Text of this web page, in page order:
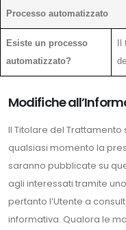
Processo automatizzato
Esiste un processo
automatizzato?
Modifiche
Il Titolare del
qualsiasi momento la
saranno pubblicate su
agli interessati tramite
pertanto l’Utente a
informativa. Qualora le